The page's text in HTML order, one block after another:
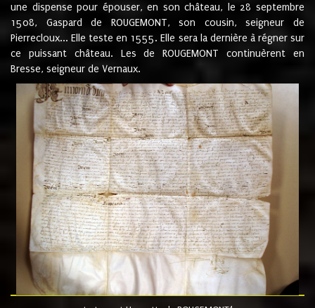
une dispense pour épouser, en son château, le 28 septembre
1508, Gaspard de ROUGEMONT, son cousin, seigneur de
Pierrecloux... Elle teste en 1555. Elle sera la dernière à régner sur
ce puissant château. Les de ROUGEMONT continuèrent en
Bresse, seigneur de Vernaux.